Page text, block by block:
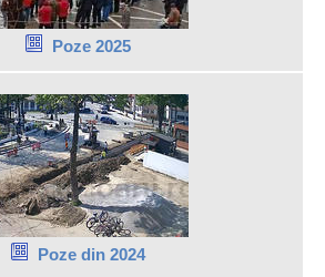
Poze 2025
Poze din 2024